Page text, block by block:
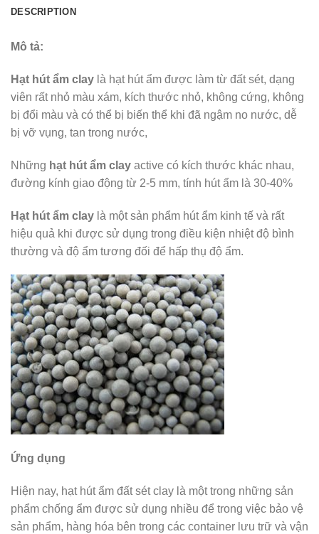
DESCRIPTION
Mô tả:
Hạt hút ẩm clay là hạt hút ẩm được làm từ đất sét, dạng
viên rất nhỏ màu xám, kích thước nhỏ, không cứng, không
bị đổi màu và có thể bị biến thể khi đã ngậm no nước, dễ
bị vỡ vụng, tan trong nước,
Những hạt hút ẩm clay active có kích thước khác nhau,
đường kính giao động từ 2-5 mm, tính hút ẩm là 30-40%
Hạt hút ẩm clay là một sản phẩm hút ẩm kinh tế và rất
hiệu quả khi được sử dụng trong điều kiện nhiệt độ bình
thường và độ ẩm tương đối để hấp thụ độ ẩm.
Ứng dụng
Hiện nay, hạt hút ẩm đất sét clay là một trong những sản
phẩm chống ẩm được sử dụng nhiều để trong việc bảo vệ
sản phẩm, hàng hóa bên trong các container lưu trữ và vận